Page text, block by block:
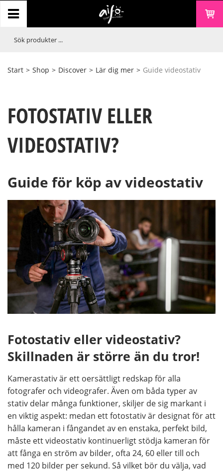
Start > Shop > Discover > Lär dig mer > Guide videostativ
FOTOSTATIV ELLER
VIDEOSTATIV?
Guide för köp av videostativ
Fotostativ eller videostativ?
Skillnaden är större än du tror!
Kamerastativ är ett oersättligt redskap för alla
fotografer och videografer. Även om båda typer av
stativ delar många funktioner, skiljer de sig markant i
en viktig aspekt: medan ett fotostativ är designat för att
hålla kameran i fångandet av en enstaka, perfekt bild,
måste ett videostativ kontinuerligt stödja kameran för
att fånga en ström av bilder, ofta 24, 60 eller till och
med 120 bilder per sekund. Så vilket bör du välja, vad